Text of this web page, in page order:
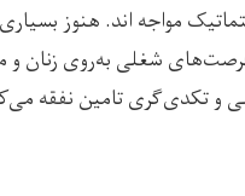
مواجه‌ اند. هنوز بسیاری
شغلی به‌روی زنان
و تکدی‌گری تامین نفقه